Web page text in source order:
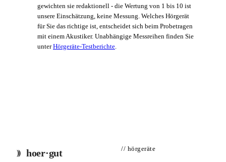
gewichten sie redaktionell - die Wertung von 1 bis 10 ist
unsere Einschätzung, keine Messung. Welches Hörgerät
für Sie das richtige ist, entscheidet sich beim Probetragen
mit einem Akustiker. Unabhängige Messreihen finden Sie
unterHörgeräte-Testberichte.
hoer·gut // hörgeräte